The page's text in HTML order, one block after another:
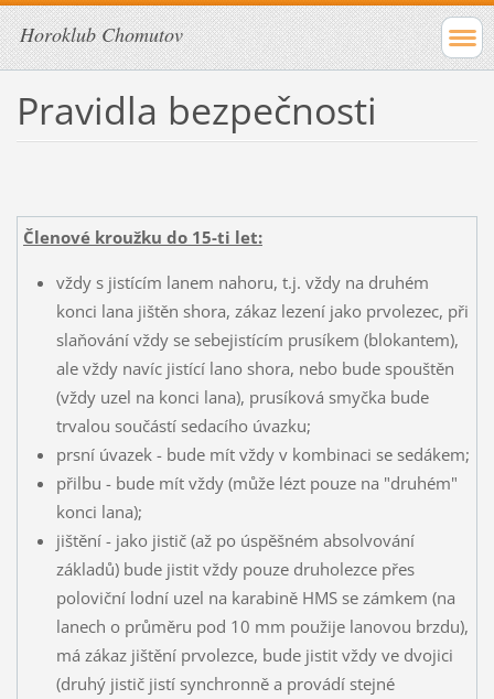
Horoklub Chomutov
Pravidla bezpečnosti
Členové kroužku do 15-ti let:
vždy s jistícím lanem nahoru, t.j. vždy na druhém
konci lana jištěn shora, zákaz lezení jako prvolezec, při
slaňování vždy se sebejistícím prusíkem (blokantem),
ale vždy navíc jistící lano shora, nebo bude spouštěn
(vždy uzel na konci lana), prusíková smyčka bude
trvalou součástí sedacího úvazku;
prsní úvazek - bude mít vždy v kombinaci se sedákem;
přilbu - bude mít vždy (může lézt pouze na "druhém"
konci lana);
jištění - jako jistič (až po úspěšném absolvování
základů) bude jistit vždy pouze druholezce přes
poloviční lodní uzel na karabině HMS se zámkem (na
lanech o průměru pod 10 mm použije lanovou brzdu),
má zákaz jištění prvolezce, bude jistit vždy ve dvojici
(druhý jistič jistí synchronně a provádí stejné